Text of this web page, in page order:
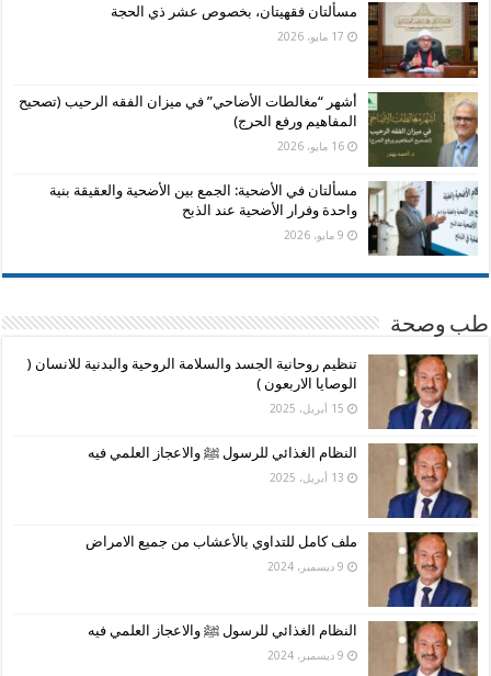
مسألتان فقهيتان، بخصوص عشر ذي الحجة
17 مايو، 2026
أشهر “مغالطات الأضاحي” في ميزان الفقه الرحيب (تصحيح
المفاهيم ورفع الحرج)
16 مايو، 2026
مسألتان في الأضحية: الجمع بين الأضحية والعقيقة بنية
واحدة وفرار الأضحية عند الذبح
9 مايو، 2026
طب وصحة
تنظيم روحانية الجسد والسلامة الروحية والبدنية للانسان (
الوصايا الاربعون )
15 أبريل، 2025
النظام الغذائي للرسول ﷺ والاعجاز العلمي فيه
13 أبريل، 2025
ملف كامل للتداوي بالأعشاب من جميع الامراض
9 ديسمبر، 2024
النظام الغذائي للرسول ﷺ والاعجاز العلمي فيه
9 ديسمبر، 2024